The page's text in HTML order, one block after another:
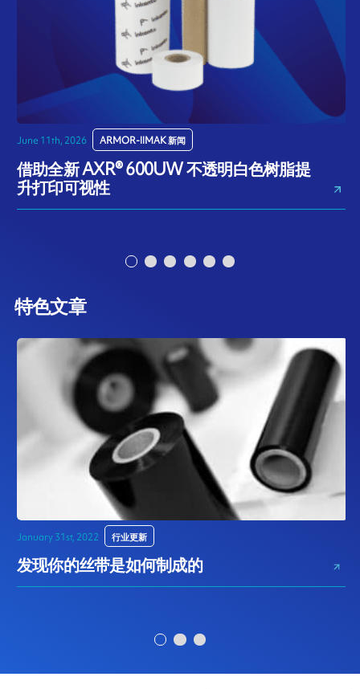
June 11th, 2026 ARMOR-IIMAK 新闻
借助全新 AXR® 600UW 不透明白色树脂提
升打印可视性
特色文章
January 31st, 2022 行业更新
发现你的丝带是如何制成的